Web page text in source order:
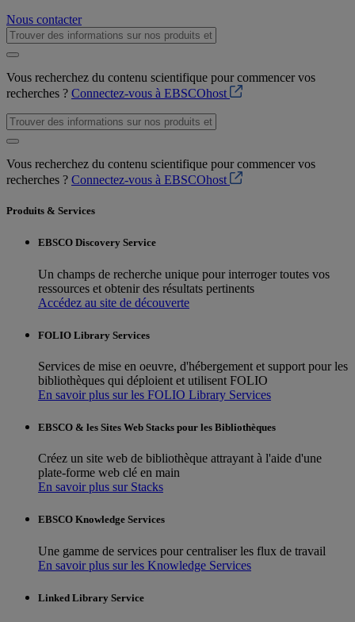
Nous contacter
Vous recherchez du contenu scientifique pour commencer vos
recherches ? Connectez-vous à EBSCOhost
Vous recherchez du contenu scientifique pour commencer vos
recherches ? Connectez-vous à EBSCOhost
Produits & Services
EBSCO Discovery Service
Un champs de recherche unique pour interroger toutes vos
ressources et obtenir des résultats pertinents
Accédez au site de découverte
FOLIO Library Services
Services de mise en oeuvre, d'hébergement et support pour les
bibliothèques qui déploient et utilisent FOLIO
En savoir plus sur les FOLIO Library Services
EBSCO & les Sites Web Stacks pour les Bibliothèques
Créez un site web de bibliothèque attrayant à l'aide d'une
plate-forme web clé en main
En savoir plus sur Stacks
EBSCO Knowledge Services
Une gamme de services pour centraliser les flux de travail
En savoir plus sur les Knowledge Services
Linked Library Service